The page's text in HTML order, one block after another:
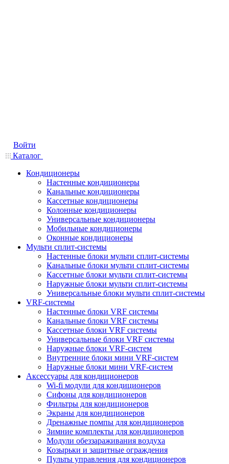
Войти
Каталог
Кондиционеры
Настенные кондиционеры
Канальные кондиционеры
Кассетные кондиционеры
Колонные кондиционеры
Универсальные кондиционеры
Мобильные кондиционеры
Оконные кондиционеры
Мульти сплит-системы
Настенные блоки мульти сплит-системы
Канальные блоки мульти сплит-системы
Кассетные блоки мульти сплит-системы
Наружные блоки мульти сплит-системы
Универсальные блоки мульти сплит-системы
VRF-системы
Настенные блоки VRF системы
Канальные блоки VRF системы
Кассетные блоки VRF системы
Универсальные блоки VRF системы
Наружные блоки VRF-систем
Внутренние блоки мини VRF-систем
Наружные блоки мини VRF-систем
Аксессуары для кондиционеров
Wi-fi модули для кондиционеров
Сифоны для кондиционеров
Фильтры для кондиционеров
Экраны для кондиционеров
Дренажные помпы для кондиционеров
Зимние комплекты для кондиционеров
Модули обеззараживания воздуха
Козырьки и защитные ограждения
Пульты управления для кондиционеров